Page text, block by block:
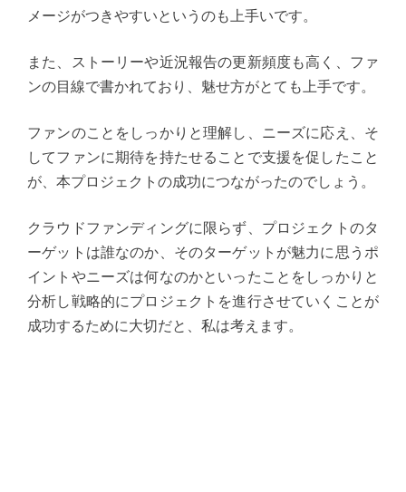
メージがつきやすいというのも上手いです。
また、ストーリーや近況報告の更新頻度も高く、ファ
ンの目線で書かれており、魅せ方がとても上手です。
ファンのことをしっかりと理解し、ニーズに応え、そ
してファンに期待を持たせることで支援を促したこと
が、本プロジェクトの成功につながったのでしょう。
クラウドファンディングに限らず、プロジェクトのタ
ーゲットは誰なのか、そのターゲットが魅力に思うポ
イントやニーズは何なのかといったことをしっかりと
分析し戦略的にプロジェクトを進行させていくことが
成功するために大切だと、私は考えます。